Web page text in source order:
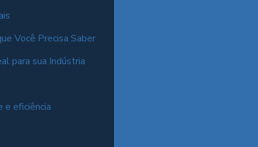
Você Precisa Saber
para sua Indústria
e eficiência